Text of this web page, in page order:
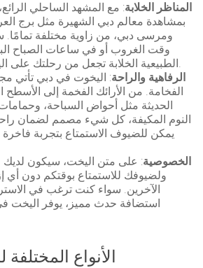
المناظر الخلابة: مع المشهد الساحلي
بمشاهدة معالم دبي الشهيرة مثل برج
ومرسى دبي، من زاوية مختلفة
وقت الغروب أو في ساعات الصباح
الطبيعية الخلابة تجعل من رحلتك على اليخت تجربة فريدة.
الرفاهية والراحة: اليخوت في دبي تأتي
الفخامة. من الأرائك الفخمة إلى الأسطح
الحديثة مثل أحواض السباحة،
النوم المكيفة، كل شيء مصمم لضمان
يمكن للضيوف الاستمتاع بتجربة
الخصوصية: على متن اليخت، سيكون
ولضيوفك للاستمتاع بوقتكم دون أي
الآخرين. سواء كنت ترغب في
استضافة حدث مميز، يوفر اليخت
الأنواع